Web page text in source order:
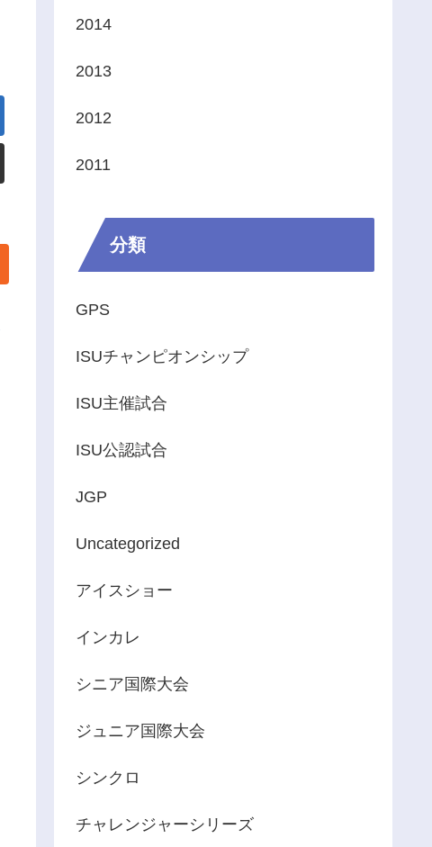
2014
2013
2012
2011
分類
GPS
ISUチャンピオンシップ
ISU主催試合
ISU公認試合
JGP
Uncategorized
アイスショー
インカレ
シニア国際大会
ジュニア国際大会
シンクロ
チャレンジャーシリーズ